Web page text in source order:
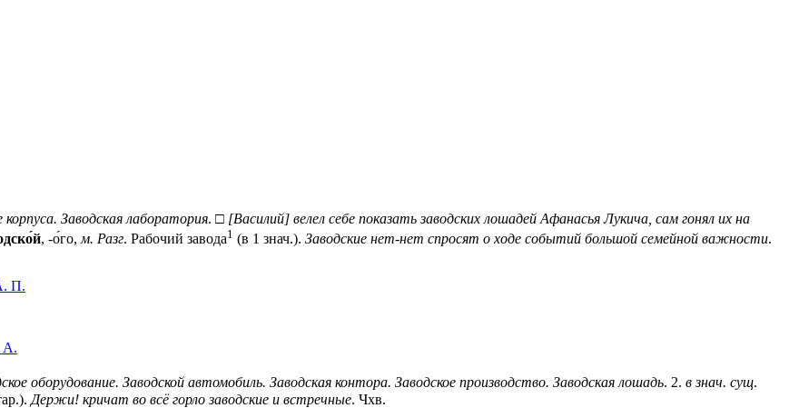
корпуса. Заводская лаборатория. □ [Василий] велел себе показать заводских лошадей Афанасья Лукича, сам гонял их на
, -о́го, м. Разг. Рабочий завода1 (в 1 знач.). Заводские нет-нет спросят о ходе событий большой семейной важности.
П.
А.
оборудование. Заводской автомобиль. Заводская контора. Заводское производство. Заводская лошадь. 2. в знач. сущ.
Держи! кричат во всё горло заводские и встречные. Чхв.